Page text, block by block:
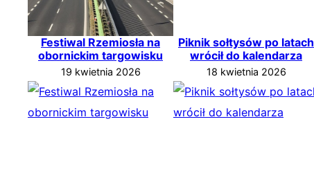
Festiwal Rzemiosła na
obornickim targowisku
19 kwietnia 2026
Piknik sołtysów po latach
wrócił do kalendarza
18 kwietnia 2026